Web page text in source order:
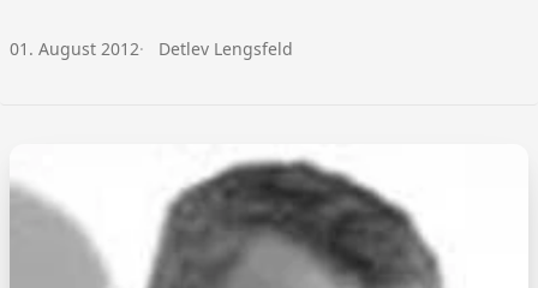
Veröffentlicht am:
01. August 2012 Autor:
Detlev Lengsfeld